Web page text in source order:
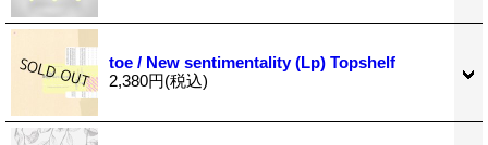
toe / New sentimentality (Lp) Topshelf
2,380円(税込)